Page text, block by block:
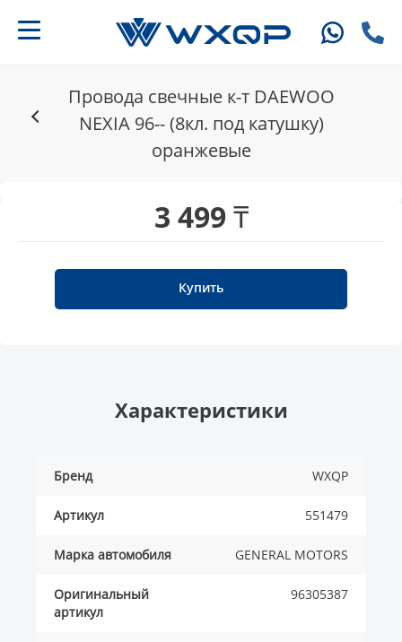
Провода свечные к-т DAEWOO
NEXIA 96-- (8кл. под катушку)
оранжевые
3 499 ₸
Купить
Характеристики
Бренд WXQP
Артикул 551479
Марка автомобиля GENERAL MOTORS
Оригинальный
артикул
96305387